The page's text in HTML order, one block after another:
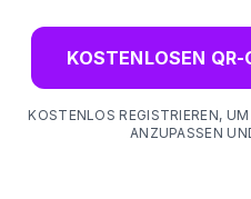
KOSTENLOSEN QR-
KOSTENLOS REGISTRIEREN,
ANZUPASSEN